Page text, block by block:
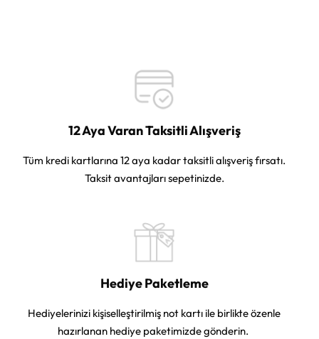
12 Aya Varan Taksitli Alışveriş
Tüm kredi kartlarına 12 aya kadar taksitli alışveriş fırsatı.
Taksit avantajları sepetinizde.
Hediye Paketleme
Hediyelerinizi kişiselleştirilmiş not kartı ile birlikte özenle
hazırlanan hediye paketimizde gönderin.